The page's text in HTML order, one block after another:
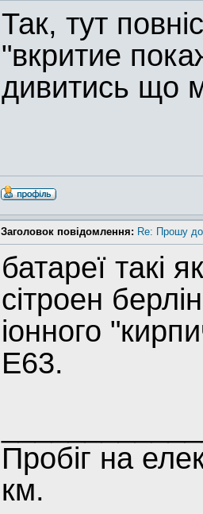
Так, тут
"вкритие
дивитись що
Заголовок повідомлення: Re: Прошу
батареї такі
сітроен
іонного
E63.
Пробіг на
км.